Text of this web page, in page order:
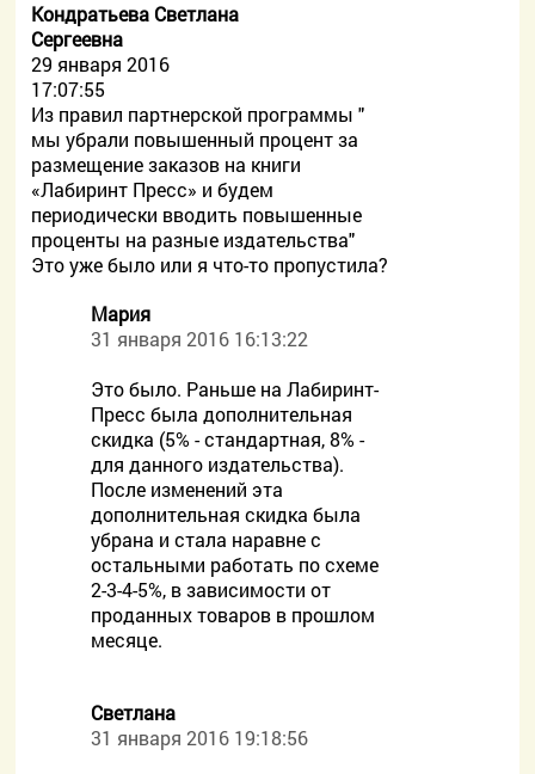
Кондратьева Светлана
Сергеевна
29 января 2016
17:07:55
Из правил партнерской программы "
мы убрали повышенный процент за
размещение заказов на книги
«Лабиринт Пресс» и будем
периодически вводить повышенные
проценты на разные издательства"
Это уже было или я что-то пропустила?
Мария
31 января 2016 16:13:22
Это было. Раньше на Лабиринт-
Пресс была дополнительная
скидка (5% - стандартная, 8% -
для данного издательства).
После изменений эта
дополнительная скидка была
убрана и стала наравне с
остальными работать по схеме
2-3-4-5%, в зависимости от
проданных товаров в прошлом
месяце.
Светлана
31 января 2016 19:18:56